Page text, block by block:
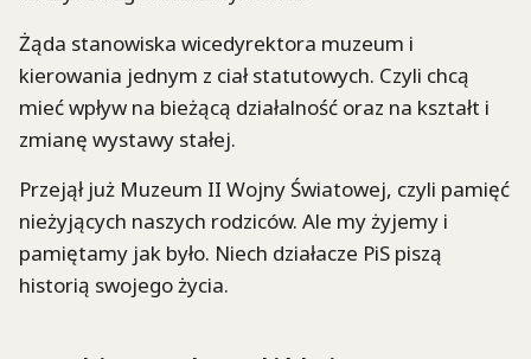
Żąda stanowiska wicedyrektora muzeum i
kierowania jednym z ciał statutowych. Czyli chcą
mieć wpływ na bieżącą działalność oraz na kształt i
zmianę wystawy stałej.
Przejął już Muzeum II Wojny Światowej, czyli pamięć
nieżyjących naszych rodziców. Ale my żyjemy i
pamiętamy jak było. Niech działacze PiS piszą
historią swojego życia.